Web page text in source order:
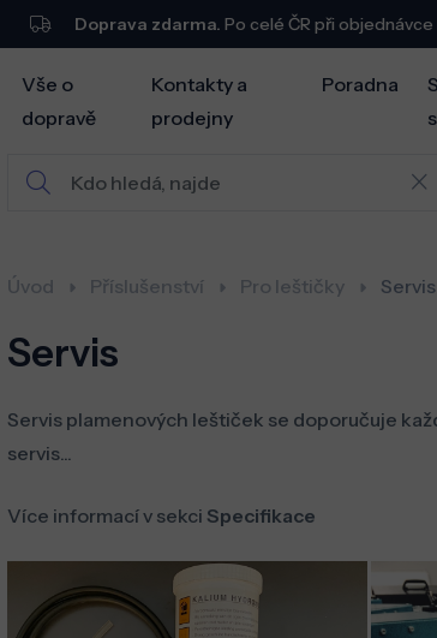
Doprava zdarma. Po celé ČR při
Vše o
dopravě
Kontakty a
prodejny
Poradna
Úvod Příslušenství Pro leštičky Servis
Servis
Servis plamenových leštiček se doporučuje
servis...
Více informací v sekci Specifikace